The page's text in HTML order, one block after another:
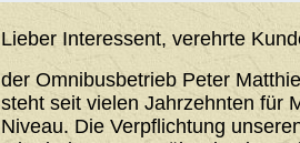
Lieber Interessent, verehrte
der Omnibusbetrieb Peter
steht seit vielen Jahrzehnten für
Niveau. Die Verpflichtung